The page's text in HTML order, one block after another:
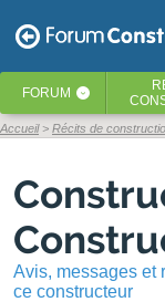
FORUM ‹
Accueil Récits de
Avis, messages et
ce constructeur